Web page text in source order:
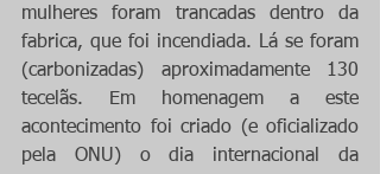
mulheres foram trancadas dentro da
fabrica, que foi incendiada. Lá se foram
(carbonizadas) aproximadamente 130
tecelãs. Em homenagem a este
acontecimento foi criado (e oficializado
pela ONU) o dia internacional da